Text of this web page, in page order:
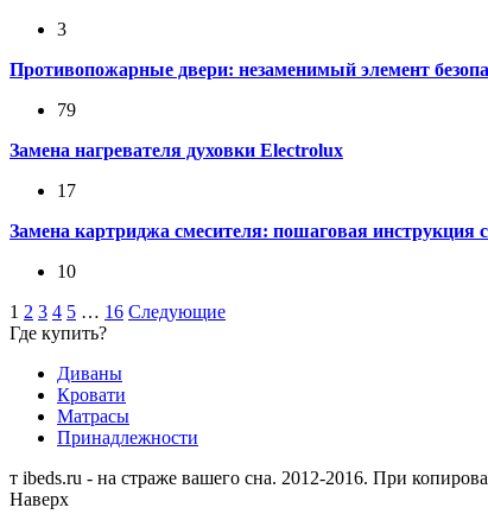
3
Противопожарные двери: незаменимый элемент
79
Замена нагревателя духовки Electrolux
17
Замена картриджа смесителя: пошаговая инструкция
10
1 2 3 4 5 … 16 Следующие
Где купить?
Диваны
Кровати
Матрасы
Принадлежности
т ibeds.ru - на страже вашего сна. 2012-2016. При
Наверх